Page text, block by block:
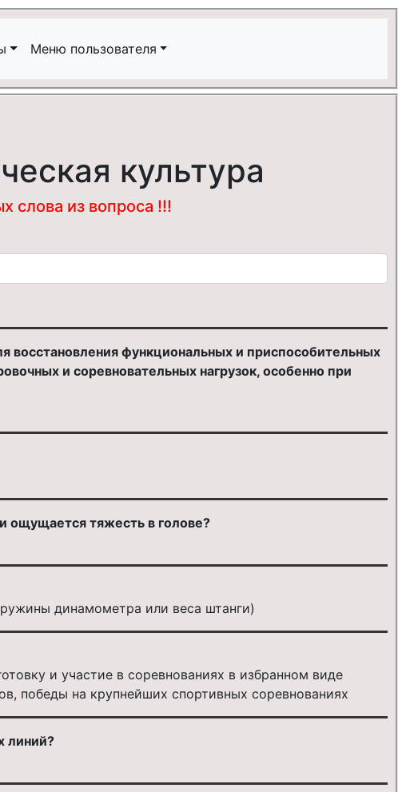
Меню пользователя
культура
слова из вопроса !!!
восстановления функциональных и приспособительных
и соревновательных нагрузок, особенно при
ощущается тяжесть в голове?
динамометра или веса штанги)
и участие в соревнованиях в избранном виде
победы на крупнейших спортивных соревнованиях
линий?